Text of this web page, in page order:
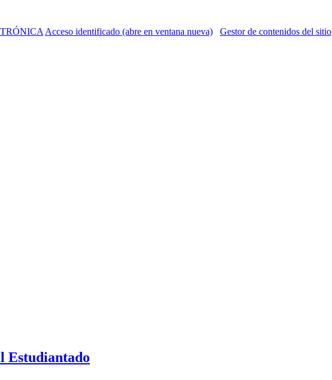
Acceso identificado (abre en ventana nueva) Gestor de contenidos del sitio
Estudiantado